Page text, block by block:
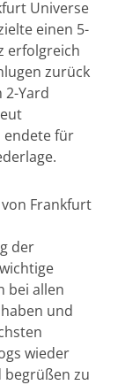
Universe
einen 5-
erfolgreich
zurück
2-Yard
endete für
Frankfurt
der
bei allen
und
wieder
begrüßen zu